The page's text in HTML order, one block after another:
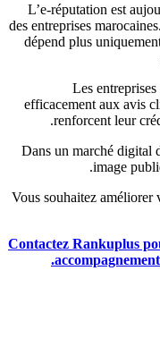
L’e-réputation est
des entreprises
dépend plus
Les
efficacement aux avis
renforcent leur
Dans un marché digital
image
Vous souhaitez améliorer
Contactez Rankuplus